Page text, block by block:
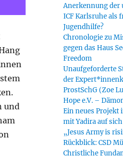
und
Anerkennung
ICF Karlsruhe als
Jugendhilfe?
Chronologie zu
gegen das Haus
Freedom
Unaufgeforderte
der
ProstSchG (Zoe
Hope e.V. –
Ein neues Projekt
mit Yadira auf sich
„Jesus Army is
Rückblick: CSD
Christliche